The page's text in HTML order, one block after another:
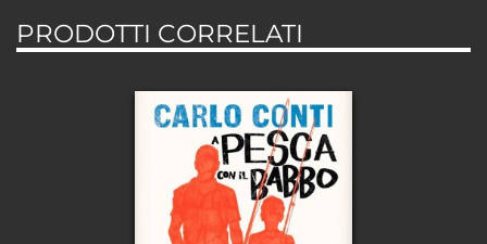
PRODOTTI CORRELATI